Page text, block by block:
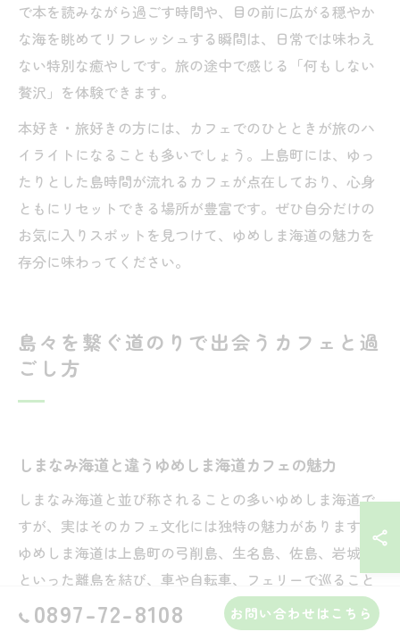
で本を読みながら過ごす時間や、目の前に広がる穏やか
な海を眺めてリフレッシュする瞬間は、日常では味わえ
ない特別な癒やしです。旅の途中で感じる「何もしない
贅沢」を体験できます。
本好き・旅好きの方には、カフェでのひとときが旅のハ
イライトになることも多いでしょう。上島町には、ゆっ
たりとした島時間が流れるカフェが点在しており、心身
ともにリセットできる場所が豊富です。ぜひ自分だけの
お気に入りスポットを見つけて、ゆめしま海道の魅力を
存分に味わってください。
島々を繋ぐ道のりで出会うカフェと過
ごし方
しまなみ海道と違うゆめしま海道カフェの魅力
しまなみ海道と並び称されることの多いゆめしま海道で
すが、実はそのカフェ文化には独特の魅力があります。
ゆめしま海道は上島町の弓削島、生名島、佐島、岩城島
といった離島を結び、車や自転車、フェリーで巡ること
ができます。島ごとに個性豊かなカフェが点在し、旅人
や地元の本好きが静かな時間を楽しんでいます。
0897-72-8108 お問い合わせはこちら